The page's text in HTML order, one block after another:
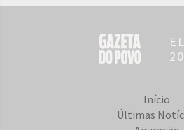
Início
Últimas